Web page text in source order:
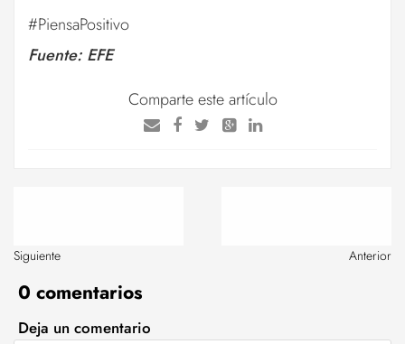
#PiensaPositivo
Fuente: EFE
Comparte este artículo
Anterior
Siguiente
0 comentarios
Deja un comentario